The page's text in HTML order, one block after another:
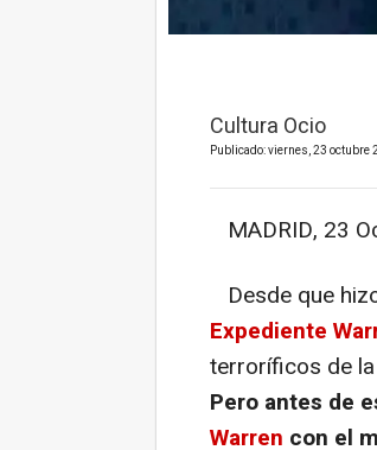
Cultura Ocio
Publicado: viernes, 23 octubre
MADRID, 23
Desde que
Expediente
terroríficos de
Pero antes de
Warren con el